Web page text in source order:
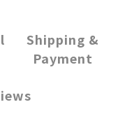
Shipping &
Payment